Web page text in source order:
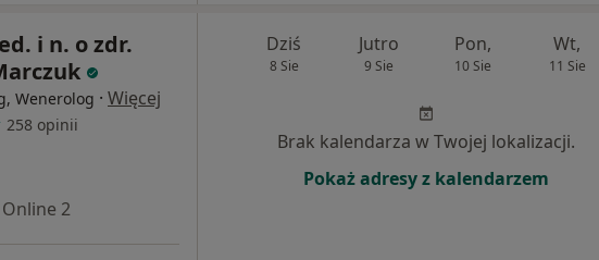
i n. o zdr.
Wenerolog · Więcej
258 opinii
Online 2
Dziś
8 Sie
Jutro
9 Sie
Pon,
10 Sie
Wt,
11 Sie
Brak kalendarza w Twojej lokalizacji.
Pokaż adresy z kalendarzem